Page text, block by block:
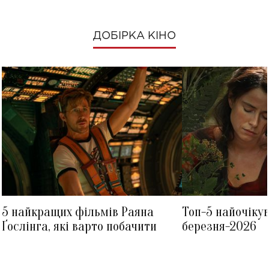
ДОБІРКА КІНО
5 найкращих фільмів Раяна
Ґослінга, які варто побачити
Топ-5
березня-2026